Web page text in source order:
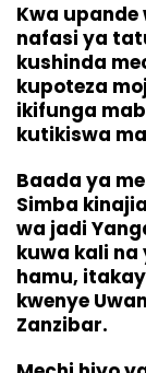
Kwa upande
nafasi ya
kushinda
kupoteza
ikifunga
kutikiswa
Baada ya
Simba
wa jadi
kuwa kali
hamu,
kwenye
Zanzibar.